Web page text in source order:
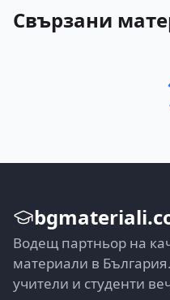
Свързани
Водещ партньор на
материали в
учители и студенти